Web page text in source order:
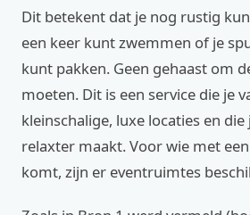
Dit betekent dat je nog rustig
een keer kunt zwemmen of je
kunt pakken. Geen gehaast om
moeten. Dit is een service die je
kleinschalige, luxe locaties en
relaxter maakt. Voor wie met
komt, zijn er eventruimtes